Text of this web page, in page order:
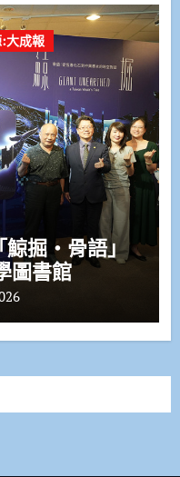
大成報
掘・骨語」
圖書館